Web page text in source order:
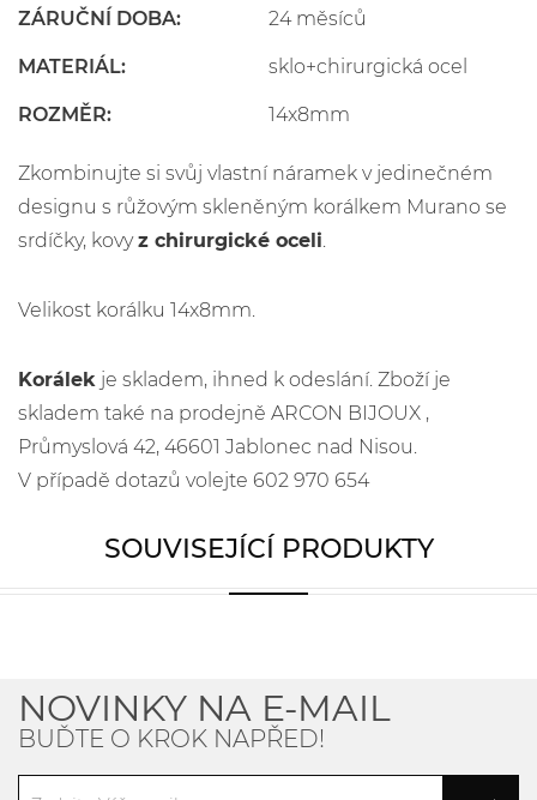
ZÁRUČNÍ DOBA: 24 měsíců
MATERIÁL: sklo+chirurgická ocel
ROZMĚR: 14x8mm
Zkombinujte si svůj vlastní náramek v jedinečném
designu s růžovým skleněným korálkem Murano se
srdíčky, kovyz chirurgické oceli.
Velikost korálku 14x8mm.
Korálek je skladem, ihned k odeslání. Zboží je
skladem také na prodejně ARCON BIJOUX ,
Průmyslová 42, 46601 Jablonec nad Nisou.
V případě dotazů volejte 602 970 654
SOUVISEJÍCÍ PRODUKTY
NOVINKY NA E-MAIL
BUĎTE O KROK NAPŘED!